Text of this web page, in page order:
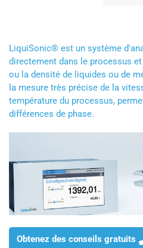
LiquiSonic® est un système
directement dans le processus
ou la densité de liquides ou de
la mesure très précise de la
température du processus,
différences de phase.
Obtenez des conseils gratuits